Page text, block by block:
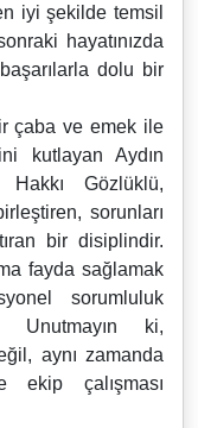
iyi şekilde temsil
hayatınızda
dolu bir
çaba ve emek ile
kutlayan Aydın
Gözlüklü,
sorunları
bir disiplindir.
fayda sağlamak
sorumluluk
Unutmayın ki,
aynı zamanda
ekip çalışması